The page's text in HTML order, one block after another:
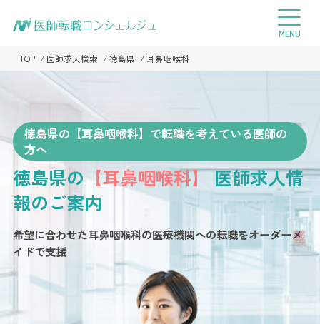
TOP 医師求人検索 徳島県 耳鼻咽喉科
徳島県の【耳鼻咽喉科】で転職を考えている医師の
方へ
徳島県の【耳鼻咽喉科】医師求人情
報のご案内
希望に合わせた耳鼻咽喉科の医療機関への転職をオーダーメ
イドで支援